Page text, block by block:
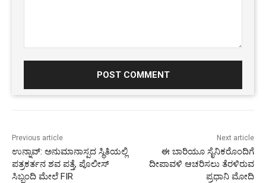
Previous article
ಉನ್ನಾವ್: ಅನುಮಾನಾಸ್ಪದ ಸ್ಥಿತಿಯಲ್ಲಿ
ಪತ್ರಕರ್ತನ ಶವ ಪತ್ತೆ, ಪೊಲೀಸ್
ಸಿಬ್ಬಂದಿ ಮೇಲೆ FIR
Next article
ಈ ಬಾರಿಯೂ ಸೈನಿಕರೊಂದಿಗೆ
ದೀಪಾವಳಿ ಆಚರಿಸಲು ತೆರಳಿರುವ
ಪ್ರಧಾನಿ ಮೋದಿ